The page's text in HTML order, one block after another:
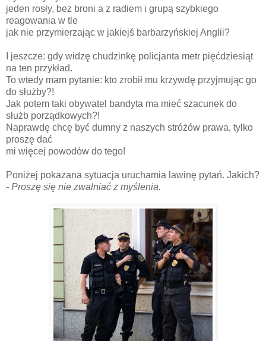
jeden rosły, bez broni a z radiem i grupą szybkiego
reagowania w tle
jak nie przymierzając w jakiejś barbarzyńskiej Anglii?
I jeszcze: gdy widzę chudzinkę policjanta metr pięćdziesiąt
na ten przykład.
To wtedy mam pytanie: kto zrobił mu krzywdę przyjmując go
do służby?!
Jak potem taki obywatel bandyta ma mieć szacunek do
służb porządkowych?!
Naprawdę chcę być dumny z naszych stróżów prawa, tylko
proszę dać
mi więcej powodów do tego!
Poniżej pokazana sytuacja uruchamia lawinę pytań. Jakich?
- Proszę się nie zwalniać z myślenia.